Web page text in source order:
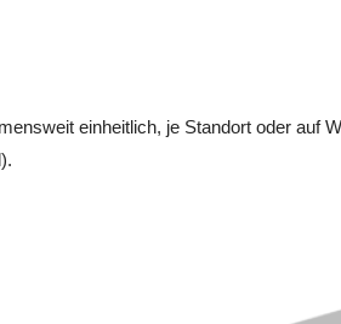
einheitlich, je Standort oder auf